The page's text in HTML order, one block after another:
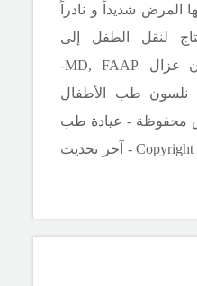
المرض شديداً و نادراً
لنقل الطفل إلى
غزال
-
نلسون طب الأطفال
الحقوق محفوظة - عيادة طب
- آخر تحديث